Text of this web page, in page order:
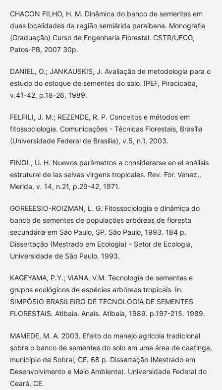
CHACON FILHO, H. M. Dinâmica do banco de sementes em
duas localidades da região semiárida paraibana. Monografia
(Graduação) Curso de Engenharia Florestal. CSTR/UFCG,
Patos-PB, 2007 30p.
DANIEL, O.; JANKAUSKIS, J. Avaliação de metodologia para o
estudo do estoque de sementes do solo. IPEF, Piracicaba,
v.41-42, p.18-26, 1989.
FELFILI, J. M.; REZENDE, R. P. Conceitos e métodos em
fitossociologia. Comunicações - Técnicas Florestais, Brasília
(Universidade Federal de Brasília), v.5, n.1, 2003.
FINOL, U. H. Nuevos parámetros a considerarse en el análisis
estrutural de las selvas virgens tropicales. Rev. For. Venez.,
Merida, v. 14, n.21, p.29-42, 1971.
GOREEESIO-ROIZMAN, L. G. Fitossociologia e dinâmica do
banco de sementes de populações arbóreas de floresta
secundária em São Paulo, SP. São Paulo, 1993. 184 p.
Dissertação (Mestrado em Ecologia) - Setor de Ecologia,
Universidade de São Paulo. 1993.
KAGEYAMA, P.Y.; VIANA, V.M. Tecnologia de sementes e
grupos ecológicos de espécies arbóreas tropicais. In:
SIMPÓSIO BRASILEIRO DE TECNOLOGIA DE SEMENTES
FLORESTAIS. Atibaia. Anais. Atibaia, 1989. p.197-215. 1989.
MAMEDE, M. A. 2003. Efeito do manejo agrícola tradicional
sobre o banco de sementes do solo em uma área de caatinga,
município de Sobral, CE. 68 p. Dissertação (Mestrado em
Desenvolvimento e Meio Ambiente). Universidade Federal do
Ceará, CE.